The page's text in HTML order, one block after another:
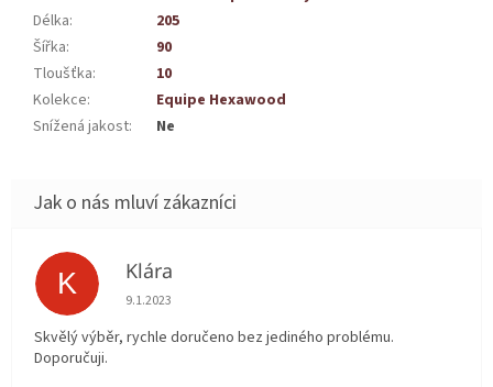
Délka:
205
Šířka:
90
Tloušťka:
10
Kolekce:
Equipe Hexawood
Snížená jakost: Ne
K Klára
Hodnocení obchodu je 5 z 5 hvězdiček.
9.1.2023
Skvělý výběr, rychle doručeno bez jediného problému.
Doporučuji.